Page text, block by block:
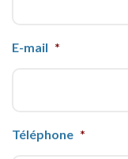
E-mail *
Téléphone *